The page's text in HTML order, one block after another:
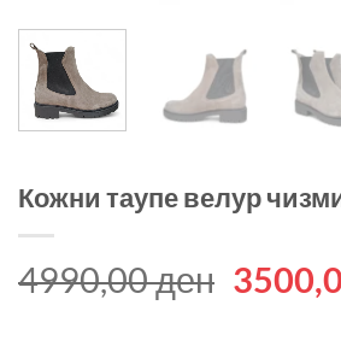
Кожни таупе велур
4990,00ден